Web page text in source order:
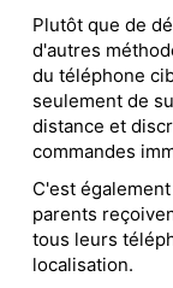
Plutôt que de
d'autres
du téléphone
seulement de
distance et
commandes
C'est
parents
tous leurs
localisation.